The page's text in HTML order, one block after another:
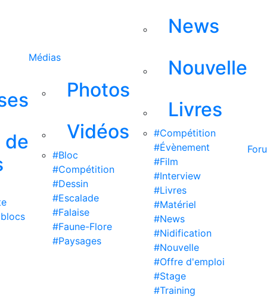
de
Médias
Photos
Vidéos
#Bloc
#Compétition
#Dessin
#Escalade
#Falaise
#Faune-Flore
#Paysages
News
Nouvelle
Livres
#Compétition
#Évènement
#Film
#Interview
#Livres
#Matériel
#News
#Nidification
#Nouvelle
#Offre d'emploi
#Stage
#Training